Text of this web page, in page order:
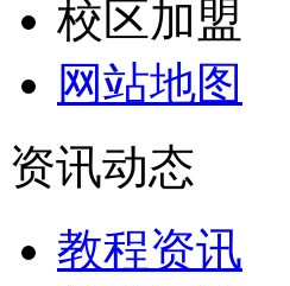
校区加盟
网站地图
资讯动态
教程资讯